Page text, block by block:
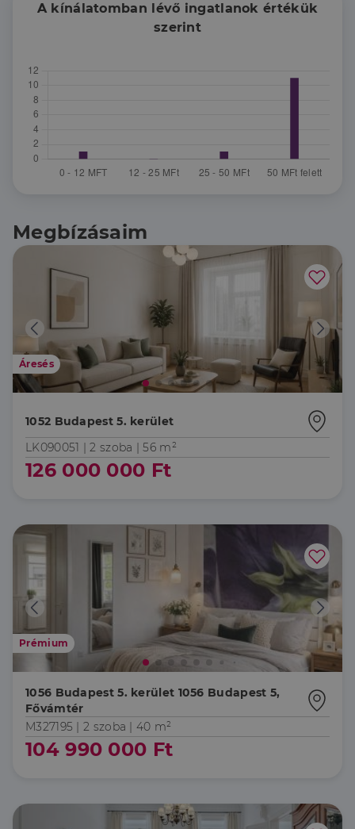
A kínálatomban lévő ingatlanok értékük
szerint
Megbízásaim
Áresés
1052 Budapest 5. kerület
LK090051 |2 szoba | 56 m²
126 000 000 Ft
Prémium
1056 Budapest 5. kerület 1056 Budapest 5,
Fővámtér
M327195 |2 szoba | 40 m²
104 990 000 Ft